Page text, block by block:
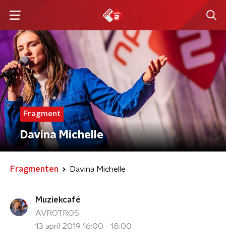
Fragment
Davina Michelle
Fragmenten Davina Michelle
Muziekcafé
AVROTROS
13 april 2019 16:00 - 18:00